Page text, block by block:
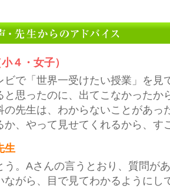
４・女子）
ビで「世界一受けたい授業」を見
と思ったのに、出てこなかったか
の先生は、わからないことがあっ
か、やって見せてくれるから、
生
う。Aさんの言うとおり、質問が
ながら、目で見てわかるようにし